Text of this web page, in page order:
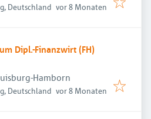
Deutschland Veröffentlicht:
vor 8 Monaten
Dipl.-Finanzwirt (FH)
Hamborn
Deutschland Veröffentlicht:
vor 8 Monaten